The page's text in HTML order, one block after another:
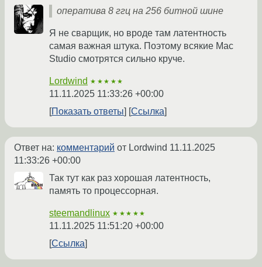
оператива 8 ггц на 256 битной шине
Я не сварщик, но вроде там латентность
самая важная штука. Поэтому всякие Mac
Studio смотрятся сильно круче.
Lordwind ★★★★★
11.11.2025 11:33:26 +00:00
Показать ответы
Ссылка
Ответ на: комментарий от Lordwind 11.11.2025
11:33:26 +00:00
Так тут как раз хорошая латентность,
память то процессорная.
steemandlinux ★★★★★
11.11.2025 11:51:20 +00:00
Ссылка